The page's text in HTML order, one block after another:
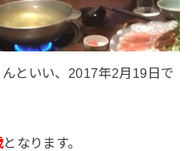
んといい、2017年2月19日で
となります。